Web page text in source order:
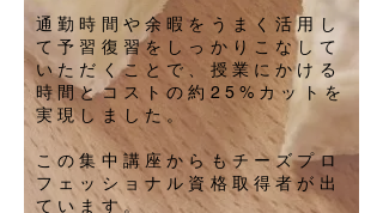
通勤時間や余暇をうまく活用し
て予習復習をしっかりこなして
いただくことで、授業にかける
時間とコストの約25%カットを
実現しました。
この集中講座からもチーズプロ
フェッショナル資格取得者が出
ています。